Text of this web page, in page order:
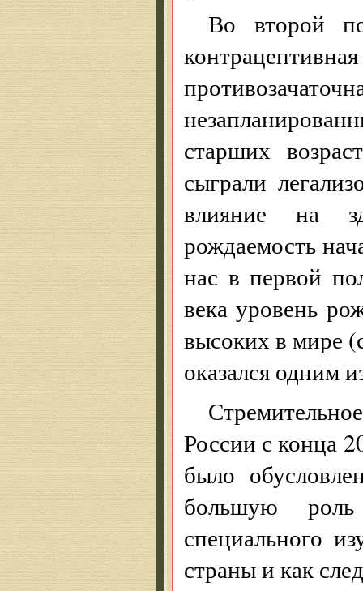
Во второй
старших
сыграли
влияние на
рождаемость
нас в первой
века уровень
высоких в мире
оказался одним
России с конца
было
большую роль
специального
страны и как